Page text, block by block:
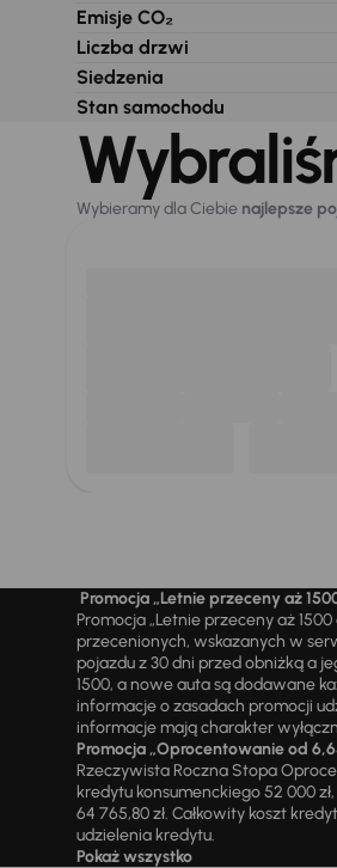
Emisje CO₂
Liczba drzwi
Siedzenia
Stan samochodu
Wybieramy dla Ciebie najlepsze
Promocja „Letnie przeceny aż
Promocja „Letnie przeceny aż
przecenionych, wskazanych w
pojazdu z 30 dni przed obniżką a
1500, a nowe auta są dodawane
informacje o zasadach promocji
informacje mają charakter
Promocja „Oprocentowanie od
Rzeczywista Roczna Stopa
kredytu konsumenckiego 52 000
64 765,80 zł. Całkowity koszt
udzielenia kredytu.
Pokaż wszystko